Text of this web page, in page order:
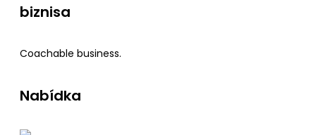
biznisa
Coachable business.
Nabídka